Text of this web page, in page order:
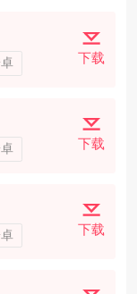
下载
下载
下载